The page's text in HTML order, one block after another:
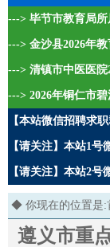
---> 毕节市教育局所
---> 金沙县2026年
---> 清镇市中医医院
---> 2026年铜仁市
【本站微信招聘求
【请关注】本站1
【请关注】本站2
◆ 你现在的位置是:
遵义市重